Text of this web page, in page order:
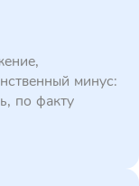
минус:
по факту